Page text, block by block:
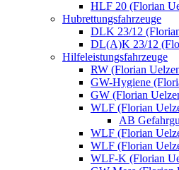
HLF 20 (Florian
Hubrettungsfahrzeuge
DLK 23/12
DL(A)K 23/12
Hilfeleistungsfahrzeuge
RW (Florian
GW-Hygiene
GW (Florian
WLF (Florian
AB
WLF (Florian
WLF (Florian
WLF-K (Florian